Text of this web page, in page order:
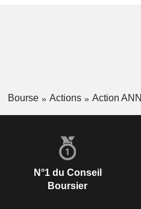
Bourse Actions Action ANN
N°1 du Conseil
Boursier